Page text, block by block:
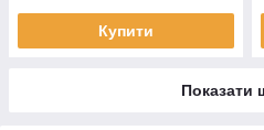
Купити
Показати